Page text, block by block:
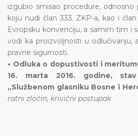
izgubio smisao procedure, odnosno
koju nudi član 333. ZKP-a, kao i
Evropsku konvenciju, a samim tim i
vodi ka proizvoljnosti u odlučivanju,
pravne sigurnosti.
• Odluka o dopustivosti i
16. marta 2016. godine,
„Službenom glasniku Bosne i
ratni zločin, krivični postupak